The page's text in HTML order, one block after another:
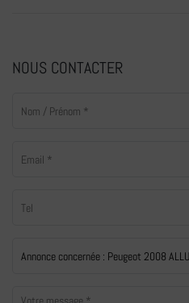
NOUS CONTACTER